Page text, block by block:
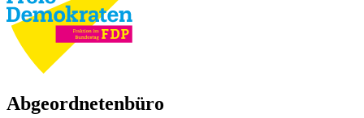
Abgeordnetenbüro